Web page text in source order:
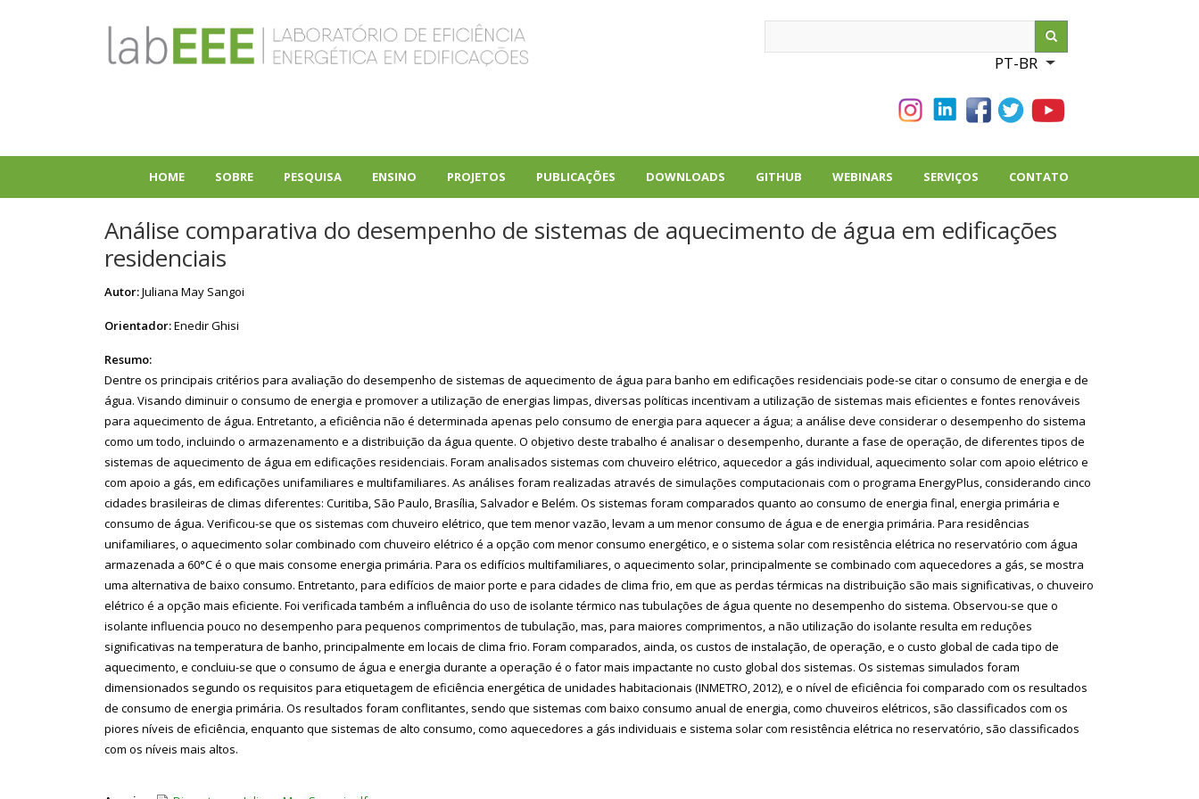
PT-BR
List additional
HOME SOBRE PESQUISA ENSINO PROJETOS PUBLICAÇÕES DOWNLOADS GITHUB WEBINARS SERVIÇOS CONTATO
Análise comparativa do desempenho de sistemas de aquecimento de água em edificações
residenciais
Autor:Juliana May Sangoi
Orientador:Enedir Ghisi
Resumo:
Dentre os principais critérios para avaliação do desempenho de sistemas de aquecimento de água para banho em edificações residenciais pode-se citar o consumo de energia e de
água. Visando diminuir o consumo de energia e promover a utilização de energias limpas, diversas políticas incentivam a utilização de sistemas mais eficientes e fontes renováveis
para aquecimento de água. Entretanto, a eficiência não é determinada apenas pelo consumo de energia para aquecer a água; a análise deve considerar o desempenho do sistema
como um todo, incluindo o armazenamento e a distribuição da água quente. O objetivo deste trabalho é analisar o desempenho, durante a fase de operação, de diferentes tipos de
sistemas de aquecimento de água em edificações residenciais. Foram analisados sistemas com chuveiro elétrico, aquecedor a gás individual, aquecimento solar com apoio elétrico e
com apoio a gás, em edificações unifamiliares e multifamiliares. As análises foram realizadas através de simulações computacionais com o programa EnergyPlus, considerando cinco
cidades brasileiras de climas diferentes: Curitiba, São Paulo, Brasília, Salvador e Belém. Os sistemas foram comparados quanto ao consumo de energia final, energia primária e
consumo de água. Verificou-se que os sistemas com chuveiro elétrico, que tem menor vazão, levam a um menor consumo de água e de energia primária. Para residências
unifamiliares, o aquecimento solar combinado com chuveiro elétrico é a opção com menor consumo energético, e o sistema solar com resistência elétrica no reservatório com água
armazenada a 60°C é o que mais consome energia primária. Para os edifícios multifamiliares, o aquecimento solar, principalmente se combinado com aquecedores a gás, se mostra
uma alternativa de baixo consumo. Entretanto, para edifícios de maior porte e para cidades de clima frio, em que as perdas térmicas na distribuição são mais significativas, o chuveiro
elétrico é a opção mais eficiente. Foi verificada também a influência do uso de isolante térmico nas tubulações de água quente no desempenho do sistema. Observou-se que o
isolante influencia pouco no desempenho para pequenos comprimentos de tubulação, mas, para maiores comprimentos, a não utilização do isolante resulta em reduções
significativas na temperatura de banho, principalmente em locais de clima frio. Foram comparados, ainda, os custos de instalação, de operação, e o custo global de cada tipo de
aquecimento, e concluiu-se que o consumo de água e energia durante a operação é o fator mais impactante no custo global dos sistemas. Os sistemas simulados foram
dimensionados segundo os requisitos para etiquetagem de eficiência energética de unidades habitacionais (INMETRO, 2012), e o nível de eficiência foi comparado com os resultados
de consumo de energia primária. Os resultados foram conflitantes, sendo que sistemas com baixo consumo anual de energia, como chuveiros elétricos, são classificados com os
piores níveis de eficiência, enquanto que sistemas de alto consumo, como aquecedores a gás individuais e sistema solar com resistência elétrica no reservatório, são classificados
com os níveis mais altos.